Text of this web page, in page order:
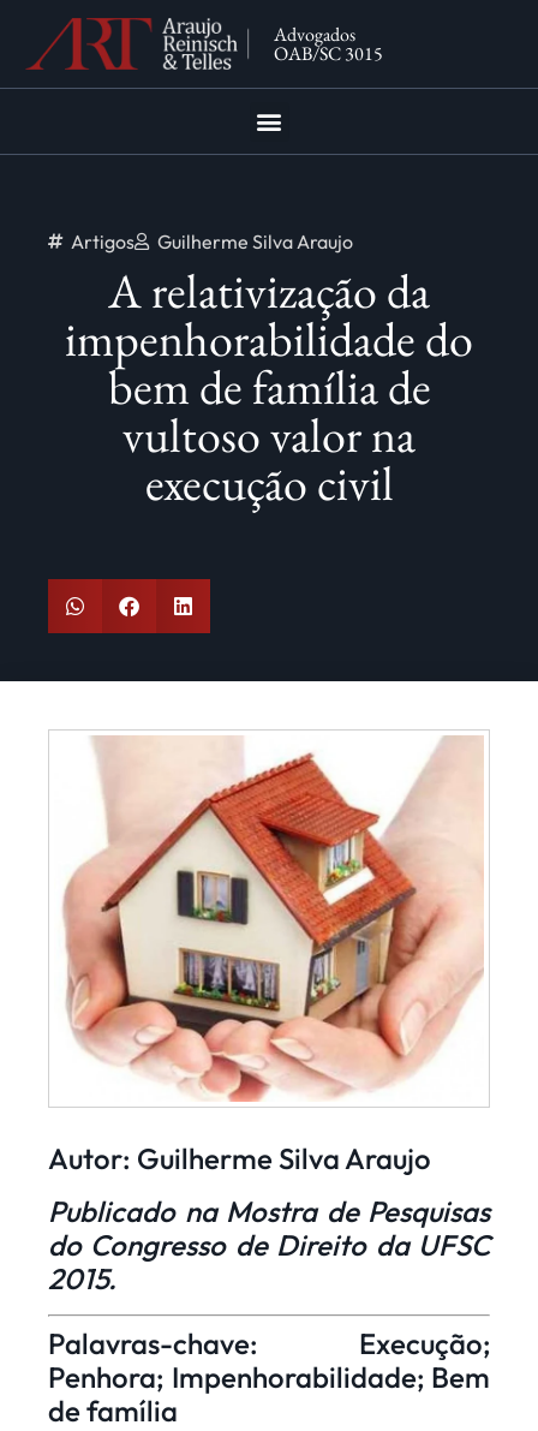
Advogados
OAB/SC 3015
Artigos Guilherme Silva Araujo
A relativização da
impenhorabilidade do
bem de família de
vultoso valor na
execução civil
Autor: Guilherme Silva Araujo
Publicado na Mostra de Pesquisas
do Congresso de Direito da UFSC
2015.
Palavras-chave: Execução;
Penhora; Impenhorabilidade; Bem
de família